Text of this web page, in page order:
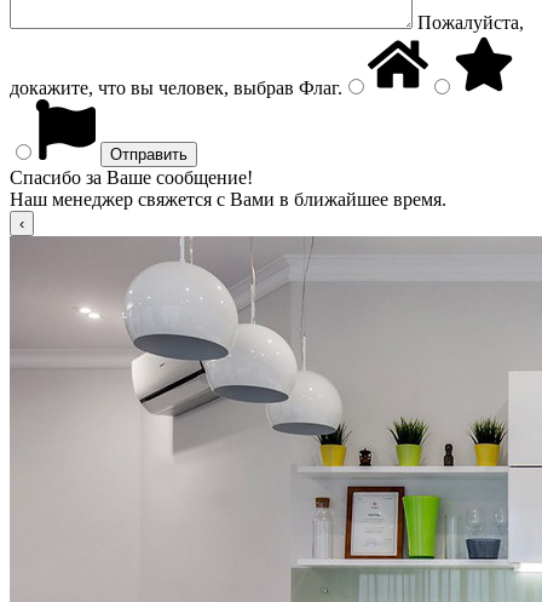
Пожалуйста,
докажите, что вы человек, выбрав Флаг.
Спасибо за Ваше сообщение!
Наш менеджер свяжется с Вами в ближайшее время.